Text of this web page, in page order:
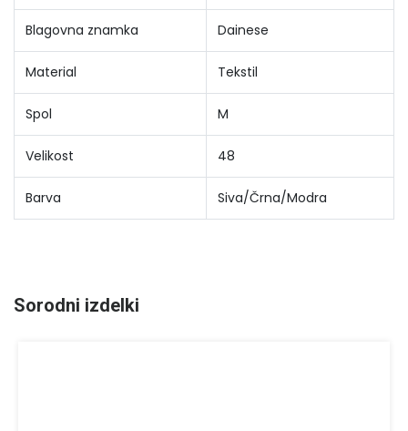
Blagovna znamka Dainese
Material Tekstil
Spol M
Velikost 48
Barva Siva/Črna/Modra
Sorodni izdelki